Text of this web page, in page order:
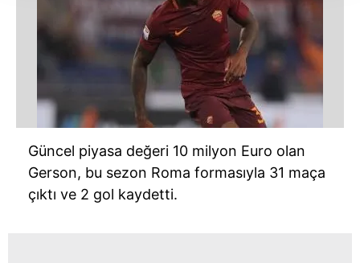
takdirde, kullanıcılara hedefli reklamlar
gösterilmeyecektir."
Sizlere daha iyi bir hizmet sunabilmek için İnternet
Sitemizde kendimize ve üçüncü kişilere ait çerezler
kullanılmaktadır. Bu çerezler vasıtasıyla çeşitli kişisel
verileriniz işlenmekte olup gerekli olan çerezler bilgi
toplumu hizmetlerinin sunulması amacıyla
kullanılmaktadır. Diğer çerezler, sitemizin daha işlevsel
kılınması ve kişiselleştirilmesi ve sizlere yönelik
reklam/pazarlama faaliyetlerinin yapılması, amaçlarıyla
Güncel piyasa değeri 10 milyon Euro olan
Gerson, bu sezon Roma formasıyla 31 maça
çıktı ve 2 gol kaydetti.